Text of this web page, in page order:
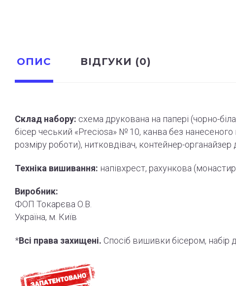
ОПИС ВІДГУКИ (0)
Склад набору: схема друкована на папері (чорно-
бісер чеський «Preciosa» № 10, канва без
розміру роботи), нитковдівач, контейнер-
Техніка вишивання: напівхрест, рахункова
Виробник:
ФОП Токарєва О.В.
Україна, м. Київ
*Всі права захищені. Спосіб вишивки бісером,